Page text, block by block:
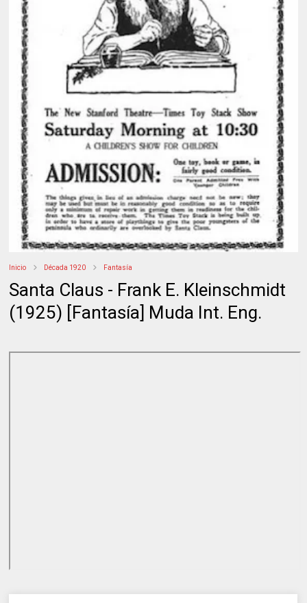
Inicio Década 1920 Fantasía
Santa Claus - Frank E. Kleinschmidt
(1925) [Fantasía] Muda Int. Eng.